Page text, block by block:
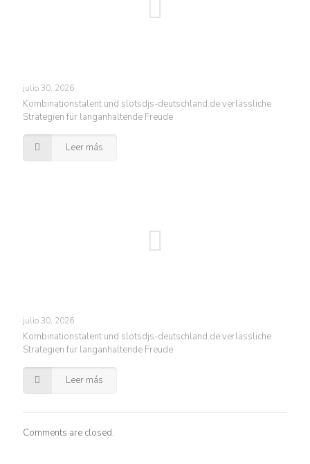
julio 30, 2026
Kombinationstalent und slotsdjs-deutschland.de verlässliche
Strategien für langanhaltende Freude
Leer más
julio 30, 2026
Kombinationstalent und slotsdjs-deutschland.de verlässliche
Strategien für langanhaltende Freude
Leer más
Comments are closed.